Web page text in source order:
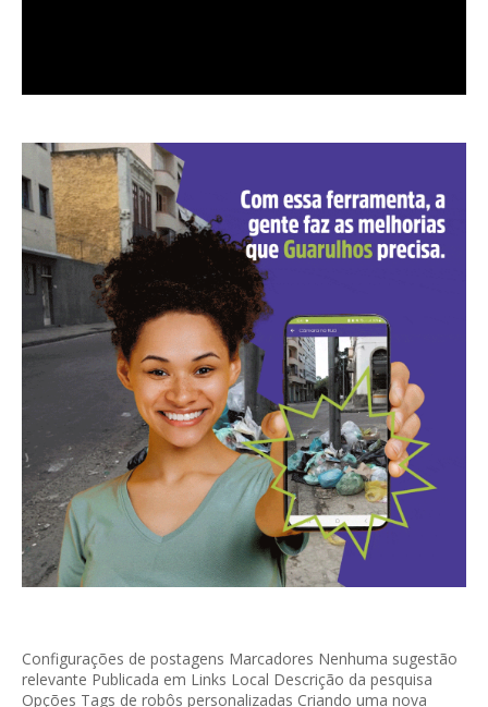
Configurações de postagens Marcadores Nenhuma sugestão
relevante Publicada em Links Local Descrição da pesquisa
Opções Tags de robôs personalizadas Criando uma nova